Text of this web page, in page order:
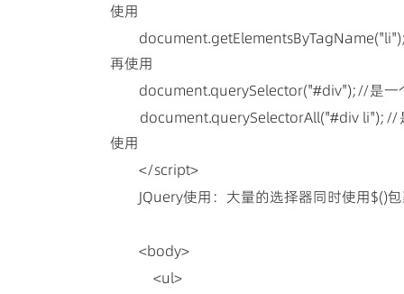
使用
再使用
document.querySelector("#div"); //是一
document.querySelectorAll("#div li"); //
使用
</script>
JQuery使用：大量的选择器同时使用$()
<body>
<ul>